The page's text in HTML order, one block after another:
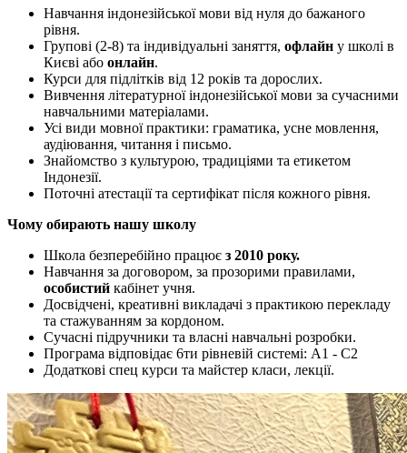
Навчання індонезійської мови від нуля до бажаного
рівня.
Групові (2-8) та індивідуальні заняття, офлайн у школі в
Києві або онлайн.
Курси для підлітків від 12 років та дорослих.
Вивчення літературної індонезійської мови за сучасними
навчальними матеріалами.
Усі види мовної практики: граматика, усне мовлення,
аудіювання, читання і письмо.
Знайомство з культурою, традиціями та етикетом
Індонезії.
Поточні атестації та сертифікат після кожного рівня.
Чому обирають нашу школу
Школа безперебійно працює з 2010 року.
Навчання за договором, за прозорими правилами,
особистий кабінет учня.
Досвідчені, креативні викладачі з практикою перекладу
та стажуванням за кордоном.
Сучасні підручники та власні навчальні розробки.
Програма відповідає 6ти рівневій системі: А1 - С2
Додаткові спец курси та майстер класи, лекції.